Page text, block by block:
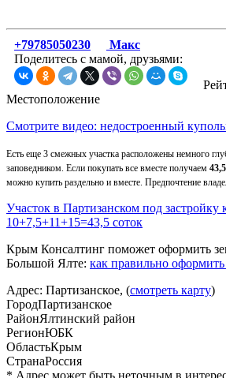
+79785050230
Макс
Поделитесь с мамой, друзьями:
Местоположение
Смотрите видео: недостроенный
Есть еще 3 смежных участка расположены немного
заповедником. Если покупать все вместе получаем
можно купить раздельно и вместе. Предпочтение
Участок в Партизанском под застройку
10+7,5+11+15=43,5 соток
Крым Консалтинг поможет оформить
Большой Ялте: как правильно
Адрес: Партизанское, (смотреть карту)
ГородПартизанское
РайонЯлтинский район
РегионЮБК
ОбластьКрым
СтранаРоссия